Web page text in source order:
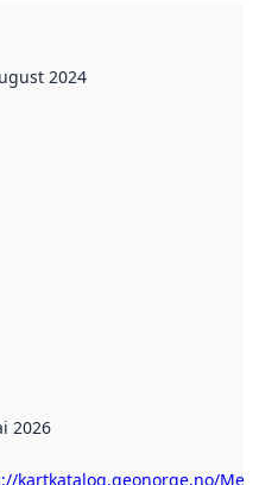
2024
2026
kartkatalog.geonorge.no/